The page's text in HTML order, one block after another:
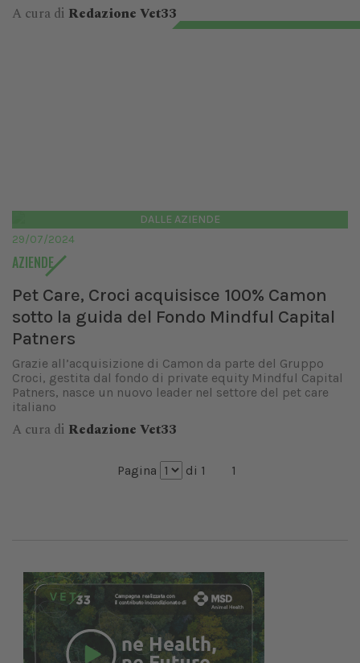
A cura di Redazione Vet33
DALLE AZIENDE
29/07/2024
AZIENDE
Pet Care, Croci acquisisce 100% Camon
sotto la guida del Fondo Mindful Capital
Patners
Grazie all’acquisizione di Camon da parte del Gruppo
Croci, gestita dal fondo di private equity Mindful Capital
Patners, nasce un nuovo leader nel settore del pet care
italiano
A cura di Redazione Vet33
Pagina di 1 1